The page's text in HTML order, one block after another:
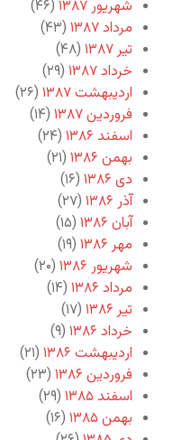
شهریور ۱۳۸۷
(۴۶)
مرداد ۱۳۸۷
(۴۳)
تیر ۱۳۸۷
(۴۸)
خرداد ۱۳۸۷
(۲۹)
اردیبهشت ۱۳۸۷
(۲۶)
فروردین ۱۳۸۷
(۱۴)
اسفند ۱۳۸۶
(۲۴)
بهمن ۱۳۸۶
(۲۱)
دی ۱۳۸۶
(۱۶)
آذر ۱۳۸۶
(۲۷)
آبان ۱۳۸۶
(۱۵)
مهر ۱۳۸۶
(۱۹)
شهریور ۱۳۸۶
(۲۰)
مرداد ۱۳۸۶
(۱۴)
تیر ۱۳۸۶
(۱۷)
خرداد ۱۳۸۶
(۹)
اردیبهشت ۱۳۸۶
(۲۱)
فروردین ۱۳۸۶
(۲۳)
اسفند ۱۳۸۵
(۲۹)
بهمن ۱۳۸۵
(۱۶)